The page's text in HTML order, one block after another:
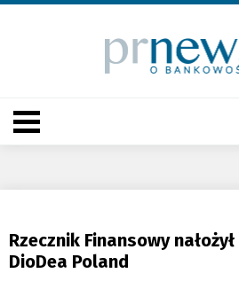
Rzecznik Finansowy
DioDea Poland